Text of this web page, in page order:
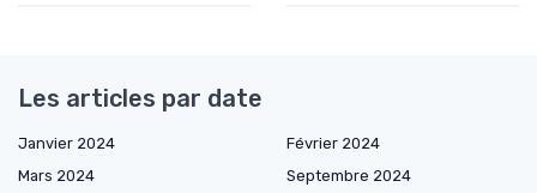
Les articles par date
Janvier 2024
Février 2024
Mars 2024
Septembre 2024